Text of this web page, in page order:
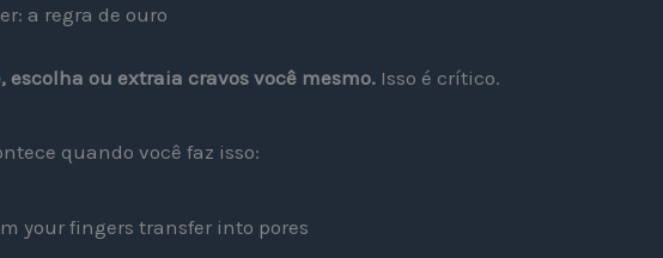
a regra de ouro
escolha ou extraia cravos você mesmo. Isso é crítico.
quando você faz isso:
your fingers transfer into pores